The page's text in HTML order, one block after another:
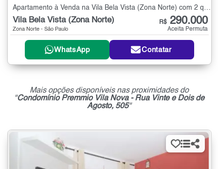
Apartamento à Venda na Vila Bela Vista (Zona Norte) com 2 quartos - 50 m²
Vila Bela Vista (Zona Norte)
Zona Norte - São Paulo
R$ 290.000
Aceita Permuta
WhatsApp Contatar
Mais opções disponíveis nas proximidades do
"Condomínio Premmio Vila Nova - Rua Vinte e Dois de
Agosto, 505"